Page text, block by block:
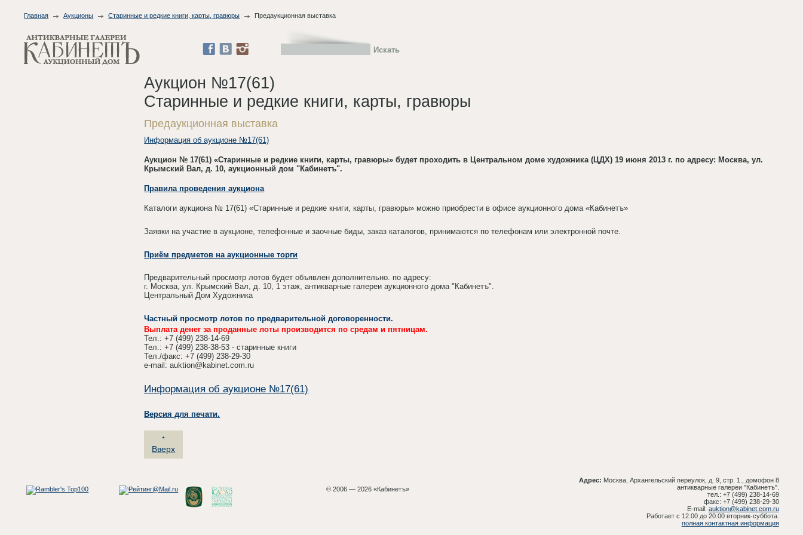
Главная Аукционы Старинные и редкие книги, карты, гравюры Предаукционная выставка
Аукцион №17(61)
Старинные и редкие книги, карты, гравюры
Предаукционная выставка
Информация об аукционе №17(61)
Аукцион № 17(61) «Старинные и редкие книги, карты, гравюры» будет проходить в Центральном доме художника (ЦДХ) 19 июня 2013 г. по адресу: Москва, ул.
Крымский Вал, д. 10, аукционный дом "Кабинетъ".
Правила проведения аукциона
Каталоги аукциона № 17(61) «Старинные и редкие книги, карты, гравюры» можно приобрести в офисе аукционного дома «Кабинетъ»
Заявки на участие в аукционе, телефонные и заочные биды, заказ каталогов, принимаются по телефонам или электронной почте.
Приём предметов на аукционные торги
Предварительный просмотр лотов будет объявлен дополнительно. по адресу:
г. Москва, ул. Крымский Вал, д. 10, 1 этаж, антикварные галереи аукционного дома "Кабинетъ".
Центральный Дом Художника
Частный просмотр лотов по предварительной договоренности.
Выплата денег за проданные лоты производится по средам и пятницам.
Тел.: +7 (499) 238-14-69
Тел.: +7 (499) 238-38-53 - старинные книги
Тел./факс: +7 (499) 238-29-30
e-mail: auktion@kabinet.com.ru
Информация об аукционе №17(61)
Версия для печати.
Вверх
Адрес: Москва, Архангельский переулок, д. 9, стр. 1., домофон 8
антикварные галереи "Кабинетъ".
тел.: +7 (499) 238-14-69
факс: +7 (499) 238-29-30
E-mail: auktion@kabinet.com.ru
Работает с 12.00 до 20.00 вторник-суббота.
полная контактная информация
© 2006 — 2026 «Кабинетъ»